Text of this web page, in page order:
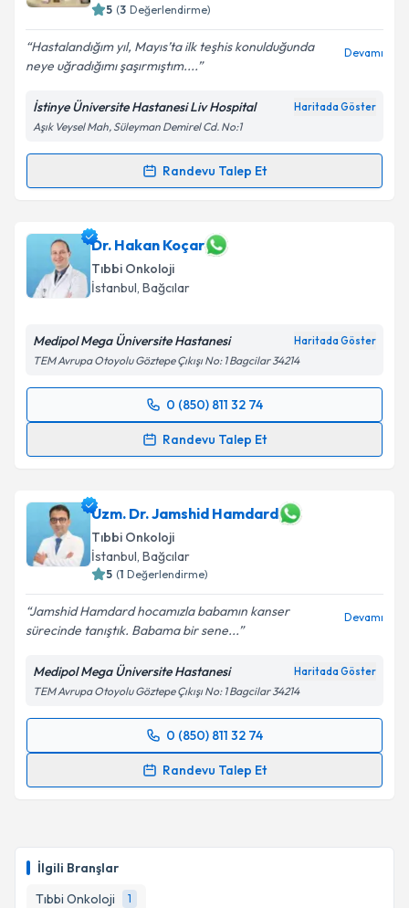
İlgili Branşlar
Tıbbi Onkoloji
1
bilgilendireceğiz.
E-posta Adresiniz
Kişisel verilerimin işlenmesine ilişkin
Metni'ni okudum ve kişisel verilerimin belirtilen
kapsamda işlenmesini kabul ediyorum.
5 (3 Değerlendirme)
Hastalandığım yıl, Mayıs’ta ilk teşhis konulduğunda
neye uğradığımı şaşırmıştım....
Devamı
İstinye Üniversite Hastanesi Liv Hospital Haritada Göster
Aşık Veysel Mah, Süleyman Demirel Cd. No:1
Randevu Talep Et
Randevu Takvimi Talebi
Doç. Dr. Erkan Kayıkçıoğluiçin randevu takvimi
talebi oluşturun. Size bu uzmandan randevu almanız
için bir takvim hazırlandığında e-posta ile
bilgilendireceğiz.
E-posta Adresiniz
Kişisel verilerimin işlenmesine ilişkinAydınlatma
'ni okudum ve kişisel verilerimin belirtilen
kapsamda işlenmesini kabul ediyorum.
Takvim Talebini Gönder
Dr. Hakan Koçar
Tıbbi Onkoloji
İstanbul, Bağcılar
Medipol Mega Üniversite Hastanesi Haritada Göster
TEM Avrupa Otoyolu Göztepe Çıkışı No: 1 Bagcilar 34214
0 (850) 811 32 74
Randevu Talep Et
Randevu Takvimi Talebi
takvim hazırlandığında e-posta ile bilgilendireceğiz.
E-posta Adresiniz
Kişisel verilerimin işlenmesine ilişkin
kapsamda işlenmesini kabul ediyorum.
Takvim Talebini Gönder
Uzm. Dr. Jamshid Hamdard
Tıbbi Onkoloji
İstanbul, Bağcılar
5 (1 Değerlendirme)
Jamshid Hamdard hocamızla babamın kanser
sürecinde tanıştık. Babama bir sene...
Devamı
Medipol Mega Üniversite Hastanesi Haritada Göster
TEM Avrupa Otoyolu Göztepe Çıkışı No: 1 Bagcilar 34214
0 (850) 811 32 74
Randevu Talep Et
Randevu Takvimi Talebi
bilgilendireceğiz.
E-posta Adresiniz